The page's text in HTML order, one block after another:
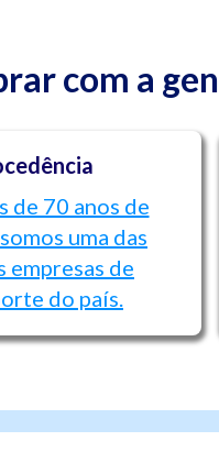
com a
de 70 anos de
uma das
empresas de
do país.